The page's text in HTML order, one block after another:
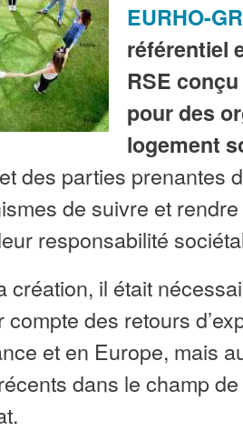
EURHO-
référentiel
RSE
pour des
logement
des parties prenantes
de suivre et
responsabilité
création, il était
compte des retours
et en Europe, mais
dans le champ